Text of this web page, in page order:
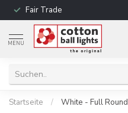
Fair Trade
MENU
Startseite / White - Full Round